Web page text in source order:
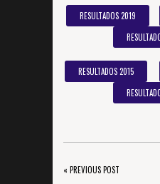
RESULTADOS 2019
RESULTADOS 2015
« PREVIOUS POST